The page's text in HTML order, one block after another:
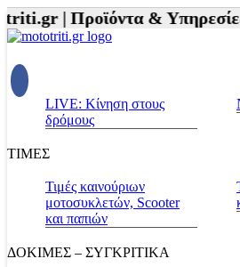
|Προϊόντα & Υπηρεσίες
LIVE: Κίνηση στους
δρόμους
ΤΙΜΕΣ
Τιμές καινούριων
μοτοσυκλετών, Scooter
και παπιών
ΔΟΚΙΜΕΣ – ΣΥΓΚΡΙΤΙΚΑ